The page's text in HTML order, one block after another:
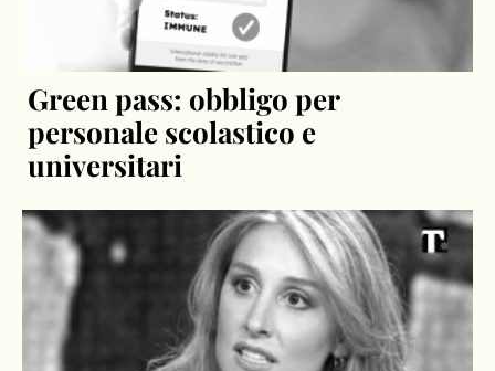
Green pass: obbligo per
personale scolastico e
universitari